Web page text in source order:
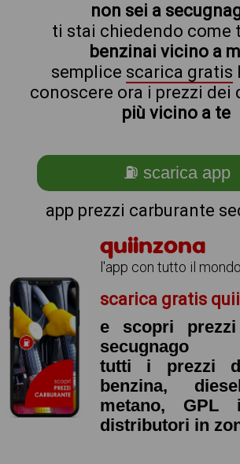
non sei a
ti stai chiedendo come
benzinai vicino a
semplice scarica gratis
conoscere ora i prezzi dei
più vicino a te
⛽ scarica app
app prezzi carburante
quiinzona
l'app con tutto il
scarica gratis
e scopri prezzi
secugnago
tutti i prezzi
benzina,
metano, GPL
distributori in